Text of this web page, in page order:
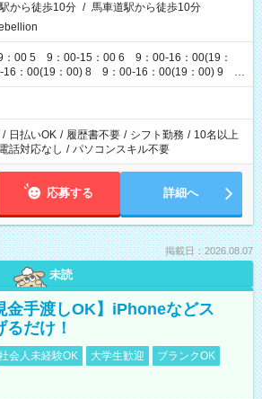
から徒歩10分 / 馬車道駅から徒歩10分
00 5 9：00-15：00 6 9：00-16：00(19：
：00(19：00) 8 9：00-16：00(19：00) 9
：00)
/ 日払いOK / 履歴書不要 / シフト勤務 / 10名以上
電話対応なし / パソコンスキル不要
応募する 詳細へ
掲載日：2026.08.07
未読
金手渡しOK】iPhoneなどス
だけ！
会人未経験OK 大学生歓迎
ブランクOK